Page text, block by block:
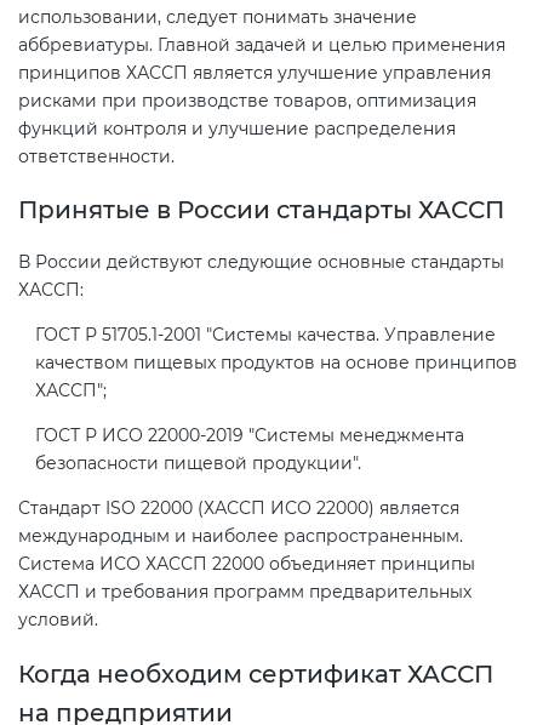
использовании, следует понимать значение
аббревиатуры. Главной задачей и целью применения
принципов ХАССП является улучшение управления
рисками при производстве товаров, оптимизация
функций контроля и улучшение распределения
ответственности.
Принятые в России стандарты ХАССП
В России действуют следующие основные стандарты
ХАССП:
ГОСТ Р 51705.1-2001 "Системы качества. Управление
качеством пищевых продуктов на основе принципов
ХАССП";
ГОСТ Р ИСО 22000-2019 "Системы менеджмента
безопасности пищевой продукции".
Стандарт ISO 22000 (ХАССП ИСО 22000) является
международным и наиболее распространенным.
Система ИСО ХАССП 22000 объединяет принципы
ХАССП и требования программ предварительных
условий.
Когда необходим сертификат ХАССП
на предприятии